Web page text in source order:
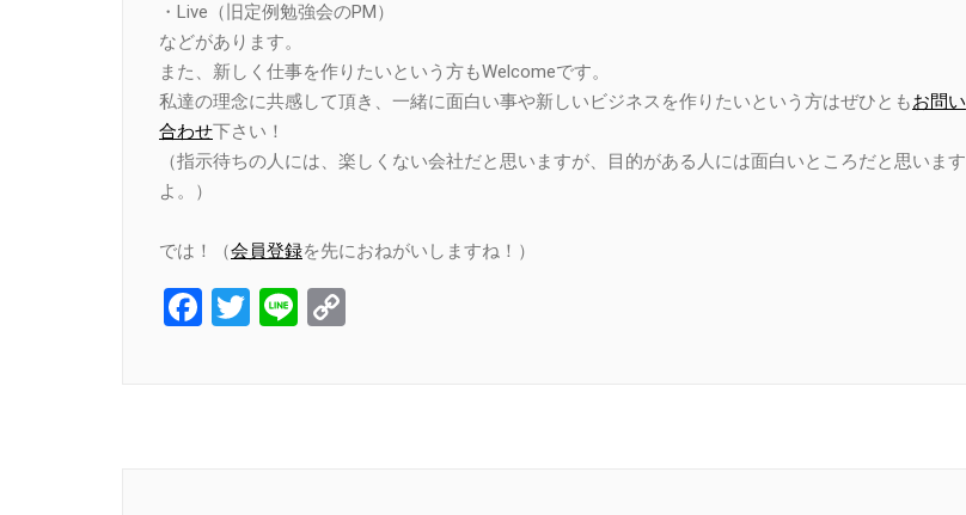
・Live（旧定例勉強会のPM）
などがあります。
また、新しく仕事を作りたいという方もWelcomeです。
私達の理念に共感して頂き、一緒に面白い事や新しいビジネスを作りたいという方はぜひともお問い
合わせ下さい！
（指示待ちの人には、楽しくない会社だと思いますが、目的がある人には面白いところだと思います
よ。）
では！（会員登録を先におねがいしますね！）
Facebook
Twitter
Line